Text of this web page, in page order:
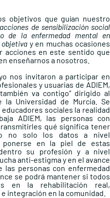
objetivos que guían nuestro
de sensibilización social
de la enfermedad mental en
y en muchas ocasiones
acciones en este sentido que
enseñarnos a nosotros.
nos invitaron a participar en
y usuarias de ADIEM,
va contigo” dirigido al
la Universidad de Murcia. Se
sociales la realidad
ADIEM, las personas con
qué significa tener
no solo los datos a nivel
ponerse en la piel de estas
su profesión y a nivel
anti-estigma y en el avance
las personas con enfermedad
se podrá mantener si todos
en la rehabilitación real,
integración en la comunidad.